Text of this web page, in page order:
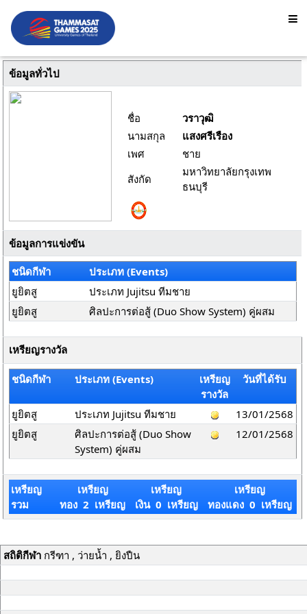
ข้อมูลทั่วไป
ชื่อ
วราวุฒิ
นามสกุล
แสงศรีเรือง
เพศ
ชาย
สังกัด
มหาวิทยาลัยกรุงเทพ
ธนบุรี
ข้อมูลการแข่งขัน
ชนิดกีฬา
ประเภท (Events)
ยูยิตสู
ประเภท Jujitsu ทีมชาย
ยูยิตสู
ศิลปะการต่อสู้ (Duo Show System) คู่ผสม
เหรียญรางวัล
ชนิดกีฬา ประเภท (Events)
เหรียญ
รางวัล
วันที่ได้รับ
ยูยิตสู ประเภท Jujitsu ทีมชาย
13/01/2568
ยูยิตสู
ศิลปะการต่อสู้ (Duo Show
System) คู่ผสม
12/01/2568
เหรียญ
รวม
เหรียญ
ทอง 2 เหรียญ
เหรียญ
เงิน 0 เหรียญ
เหรียญ
ทองแดง 0 เหรียญ
สถิติกีฬากรีฑา , ว่ายน้ำ , ยิงปืน